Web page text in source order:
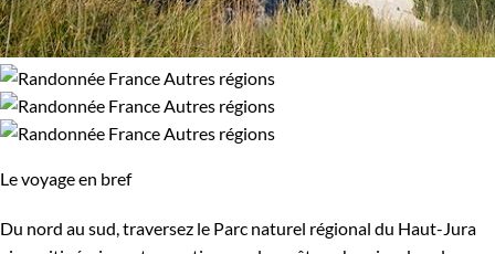
Le voyage en bref
Du nord au sud, traversez le Parc naturel régional du Haut-Jura